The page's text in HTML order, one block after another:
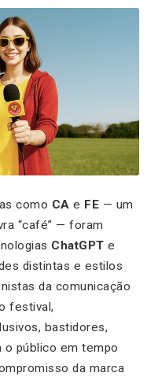
como CA e FE — um
“café” — foram
ChatGPT e
distintas e estilos
da comunicação
festival,
bastidores,
o público em tempo
da marca